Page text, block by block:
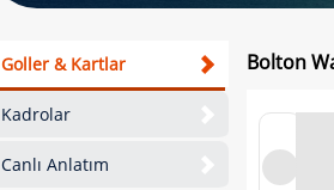
Goller & Kartlar
Kadrolar
Canlı Anlatım
Bolton